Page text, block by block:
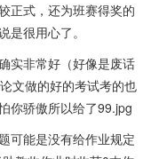
正式，还为班赛得奖的
是很用心了。
实非常好（好像是废话
文做的好的考试考的也
你骄傲所以给了99.jpg
可能是没有给作业规定